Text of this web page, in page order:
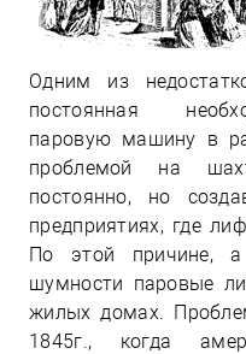
Одним из
постоянная
паровую машину в
проблемой на
постоянно, но
предприятиях, где
По этой причине, а
шумности паровые
жилых домах.
1845г., когда